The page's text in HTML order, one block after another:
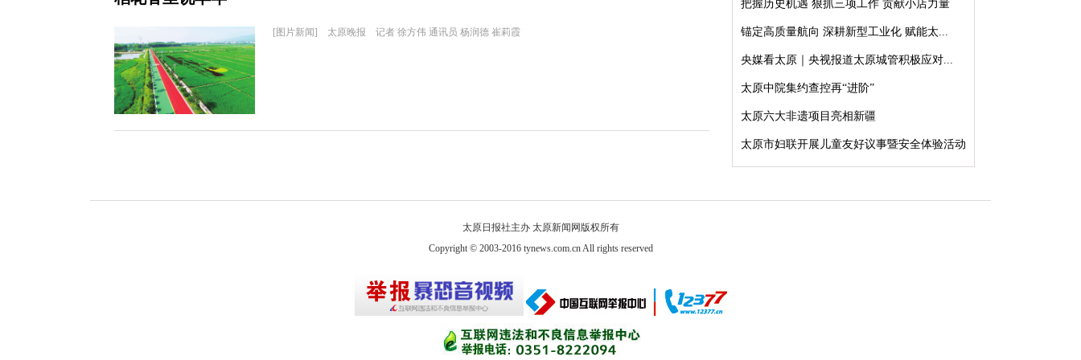
[图片新闻] 太原晚报 记者 徐方伟 通讯员 杨润德 崔莉霞
把握历史机遇 狠抓三项工作 贡献小店力量
锚定高质量航向 深耕新型工业化 赋能太...
央媒看太原｜央视报道太原城管积极应对...
太原中院集约查控再“进阶”
太原六大非遗项目亮相新疆
太原市妇联开展儿童友好议事暨安全体验活动
太原日报社主办 太原新闻网版权所有
Copyright © 2003-2016 tynews.com.cn All rights reserved